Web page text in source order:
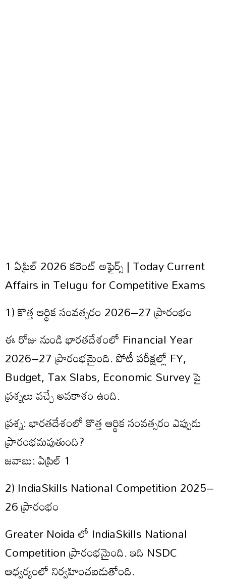
1 ఏప్రిల్ 2026 కరెంట్ అఫైర్స్ | Today Current
Affairs in Telugu for Competitive Exams
1) కొత్త ఆర్థిక సంవత్సరం 2026–27 ప్రారంభం
ఈ రోజు నుండి భారతదేశంలో Financial Year
2026–27 ప్రారంభమైంది. పోటీ పరీక్షల్లో FY,
Budget, Tax Slabs, Economic Survey పై
ప్రశ్నలు వచ్చే అవకాశం ఉంది.
ప్రశ్న: భారతదేశంలో కొత్త ఆర్థిక సంవత్సరం ఎప్పుడు
ప్రారంభమవుతుంది?
జవాబు: ఏప్రిల్ 1
2) IndiaSkills National Competition 2025–
26 ప్రారంభం
Greater Noida లో IndiaSkills National
Competition ప్రారంభమైంది. ఇది NSDC
ఆధ్వర్యంలో నిర్వహించబడుతోంది.